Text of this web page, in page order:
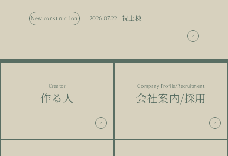
New construction 2026.07.22 祝上棟
Creator
作る人
Company Profile/Recruitment
会社案内/採用